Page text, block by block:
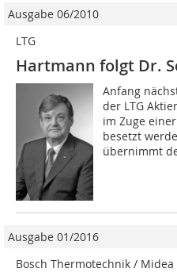
Ausgabe 06/2010
LTG
Hartmann folgt Dr.
Anfang
der LTG
im Zuge
besetzt
übernimmt
Ausgabe 01/2016
Bosch Thermotechnik / Midea